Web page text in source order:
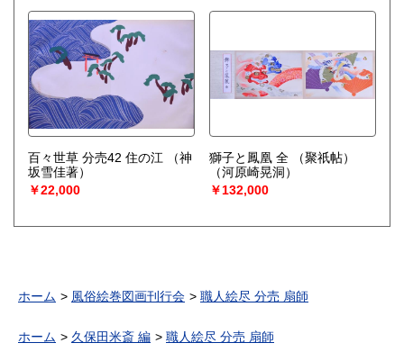
百々世草 分売42 住の江
（神
坂雪佳著）
￥22,000
獅子と鳳凰 全 （聚祇帖）
（河原崎晃洞）
￥132,000
ホーム 風俗絵巻図画刊行会 職人絵尽 分売 扇師
ホーム 久保田米斎 編 職人絵尽 分売 扇師